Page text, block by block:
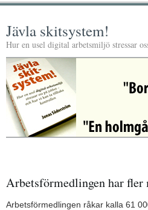
Jävla skitsystem!
Hur en usel digital arbetsmiljö stressar
Arbetsförmedlingen har
Arbetsförmedlingen råkar kalla 61